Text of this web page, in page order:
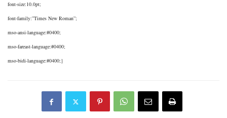
font-size:10.0pt;
font-family:”Times New Roman”;
mso-ansi-language:#0400;
mso-fareast-language:#0400;
mso-bidi-language:#0400;}